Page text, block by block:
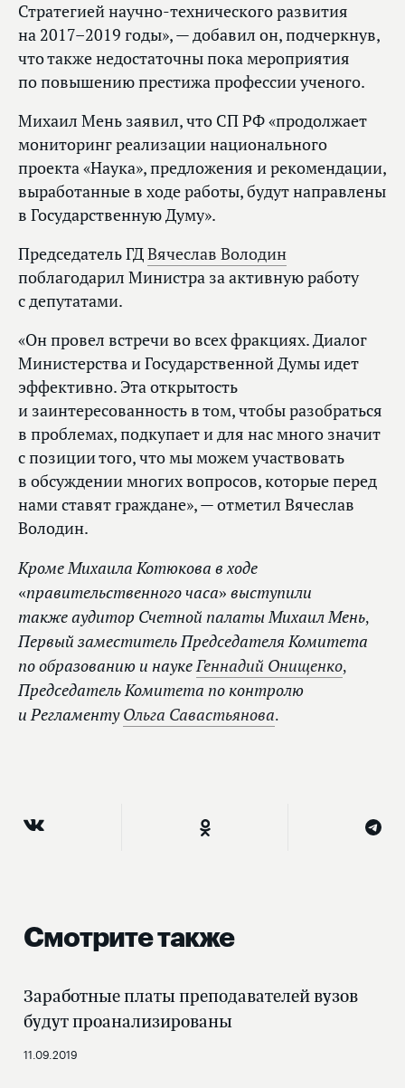
Стратегией научно-технического развития
на 2017–2019 годы», — добавил он, подчеркнув,
что также недостаточны пока мероприятия
по повышению престижа профессии ученого.
Михаил Мень заявил, что СП РФ «продолжает
мониторинг реализации национального
проекта «Наука», предложения и рекомендации,
выработанные в ходе работы, будут направлены
в Государственную Думу».
Председатель ГДВячеслав Володин
поблагодарил Министра за активную работу
с депутатами.
«Он провел встречи во всех фракциях. Диалог
Министерства и Государственной Думы идет
эффективно. Эта открытость
и заинтересованность в том, чтобы разобраться
в проблемах, подкупает и для нас много значит
с позиции того, что мы можем участвовать
в обсуждении многих вопросов, которые перед
нами ставят граждане», — отметил Вячеслав
Володин.
Кроме Михаила Котюкова в ходе
«правительственного часа» выступили
также аудитор Счетной палаты Михаил Мень,
Первый заместитель Председателя Комитета
по образованию и наукеГеннадий Онищенко,
Председатель Комитета по контролю
и РегламентуОльга Савастьянова.
Смотрите также
Заработные платы преподавателей вузов
будут проанализированы
11.09.2019